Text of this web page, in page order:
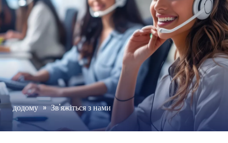
додому » Зв'яжіться з нами